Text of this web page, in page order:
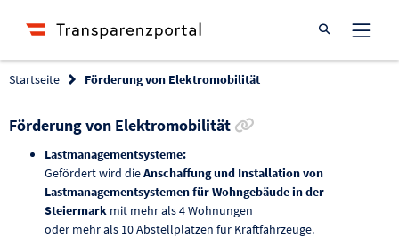
Suche öffnen
Startseite Förderung von Elektromobilität
Förderung von Elektromobilität
Lastmanagementsysteme:
Gefördert wird dieAnschaffung und Installation von
Lastmanagementsystemen für Wohngebäude in der
Steiermark mit mehr als 4 Wohnungen
oder mehr als 10 Abstellplätzen für Kraftfahrzeuge.